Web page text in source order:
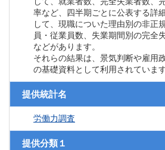
率など、四半期ごとに公表する詳
して、現職についた理由別の非正
員・従業員数、失業期間別の完全
などがあります。
それらの結果は、景気判断や雇用
の基礎資料として利用されています
提供統計名
労働力調査
提供分類１